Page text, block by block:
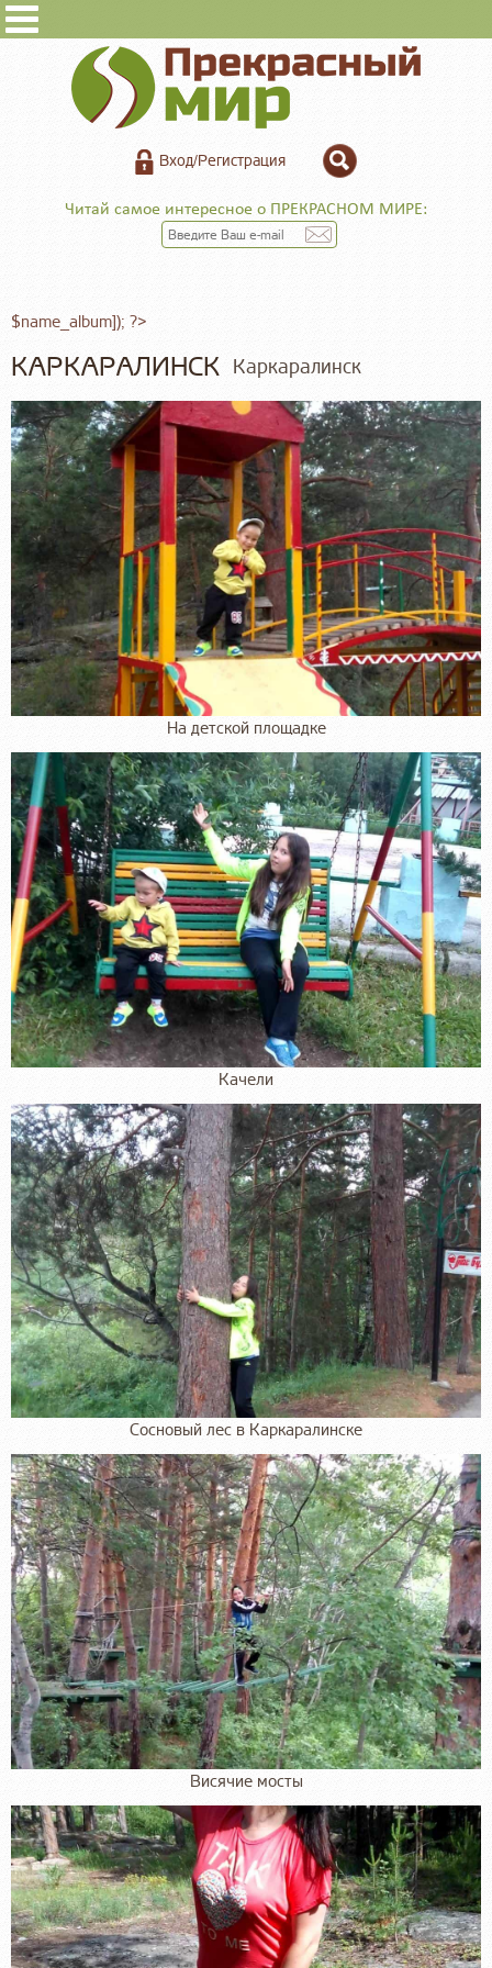
Вход/Регистрация
Читай самое интересное о ПРЕКРАСНОМ МИРЕ:
$name_album]); ?>
КАРКАРАЛИНСК Каркаралинск
На детской площадке
Качели
Сосновый лес в Каркаралинске
Висячие мосты